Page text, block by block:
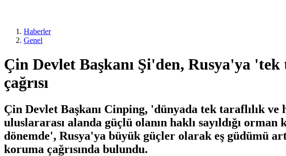
Haberler
Genel
Çin Devlet Başkanı Şi'den, Rusya'ya
çağrısı
Çin Devlet Başkanı Cinping, 'dünyada tek taraflılık ve
uluslararası alanda güçlü olanın haklı sayıldığı
dönemde', Rusya'ya büyük güçler olarak eş güdümü
koruma çağrısında bulundu.